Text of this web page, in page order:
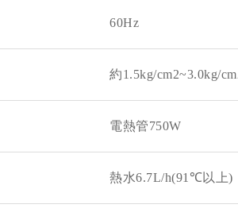
率 60Hz
1.5kg/cm2~3.0kg/
率 電熱管750W
水6.7L/h(91℃以上)